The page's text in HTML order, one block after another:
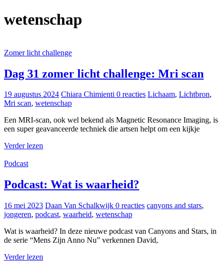
wetenschap
Zomer licht challenge
Dag 31 zomer licht challenge: Mri scan
19 augustus 2024 Chiara Chimienti 0 reacties Lichaam, Lichtbron,
Mri scan, wetenschap
Een MRI-scan, ook wel bekend als Magnetic Resonance Imaging, is
een super geavanceerde techniek die artsen helpt om een kijkje
Verder lezen
Podcast
Podcast: Wat is waarheid?
16 mei 2023 Daan Van Schalkwijk 0 reacties canyons and stars,
jongeren, podcast, waarheid, wetenschap
Wat is waarheid? In deze nieuwe podcast van Canyons and Stars, in
de serie “Mens Zijn Anno Nu” verkennen David,
Verder lezen